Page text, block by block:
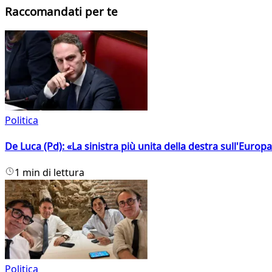
Raccomandati per te
Politica
De Luca (Pd): «La sinistra più unita della destra
1 min di lettura
Politica